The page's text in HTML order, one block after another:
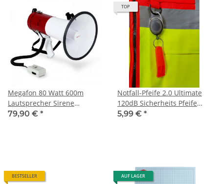
Megafon 80 Watt 600m
Lautsprecher Sirene
wetterfest weiß/rot
79,90 € *
TOP
Notfall-Pfeife 2.0 Ultimate
120dB Sicherheits Pfeife
Signal Pfeife an
5,99 € *
BESTSELLER AUF LAGER